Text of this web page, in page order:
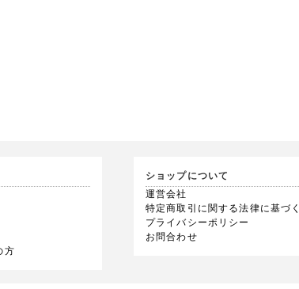
方
ショップについて
運営会社
特定商取引に関する法律に基づ
プライバシーポリシー
お問合わせ